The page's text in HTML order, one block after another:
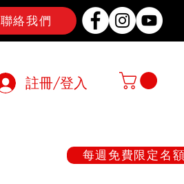
聯絡我們
註冊/登入
每週免費限定名